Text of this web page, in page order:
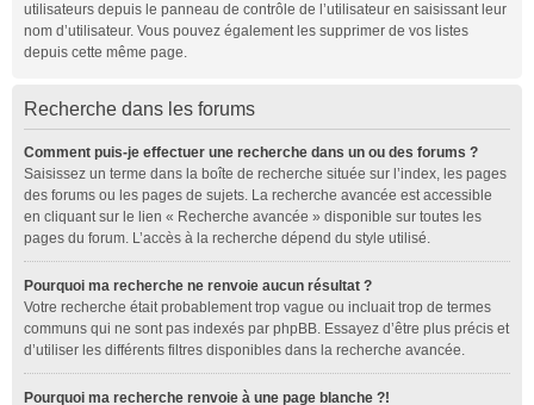
utilisateurs depuis le panneau de contrôle de l’utilisateur en saisissant leur
nom d’utilisateur. Vous pouvez également les supprimer de vos listes
depuis cette même page.
Recherche dans les forums
Comment puis-je effectuer une recherche dans un ou des forums ?
Saisissez un terme dans la boîte de recherche située sur l’index, les pages
des forums ou les pages de sujets. La recherche avancée est accessible
en cliquant sur le lien « Recherche avancée » disponible sur toutes les
pages du forum. L’accès à la recherche dépend du style utilisé.
Pourquoi ma recherche ne renvoie aucun résultat ?
Votre recherche était probablement trop vague ou incluait trop de termes
communs qui ne sont pas indexés par phpBB. Essayez d’être plus précis et
d’utiliser les différents filtres disponibles dans la recherche avancée.
Pourquoi ma recherche renvoie à une page blanche ?!